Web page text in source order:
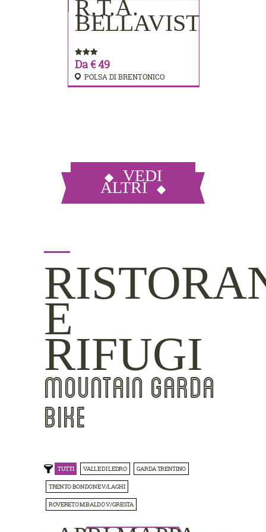
R.T.A.
BELLAVISTA
Da € 49
POLSA DI BRENTONICO
PRENOTA
VEDI
ALTRI
E
RIFUGI
MOUNTAIN GARDA
BIKE
TUTTI VALLE DI LEDRO GARDA TRENTINO
TRENTO BONDONE V/LAGHI
ROVERETO M.BALDO V/GRESTA